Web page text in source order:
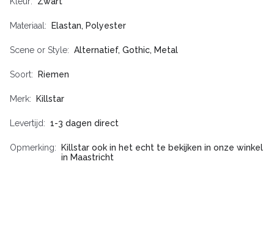
Materiaal Elastan, Polyester
Scene or Style Alternatief, Gothic, Metal
Soort Riemen
Merk Killstar
Levertijd 1-3 dagen direct
Opmerking
Killstar ook in het echt te bekijken in onze winkel
in Maastricht